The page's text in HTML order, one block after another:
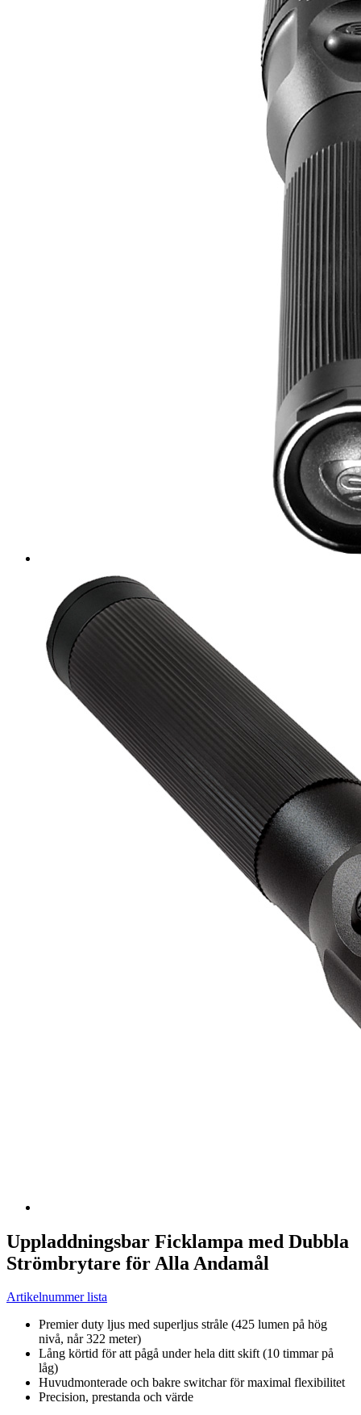
Uppladdningsbar Ficklampa med Dubbla
Strömbrytare för Alla Andamål
Artikelnummer lista
Premier duty ljus med superljus stråle (425 lumen på hög
nivå, når 322 meter)
Lång körtid för att pågå under hela ditt skift (10 timmar på
låg)
Huvudmonterade och bakre switchar för maximal flexibilitet
Precision, prestanda och värde